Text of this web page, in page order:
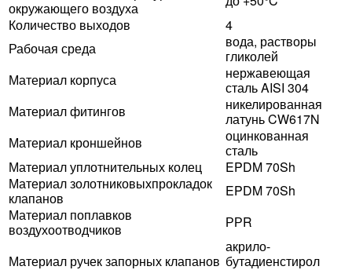
окружающего воздуха
Количество выходов
4
Рабочая среда
вода, растворы
гликолей
Материал корпуса
нержавеющая
сталь AISI 304
Материал фитингов
никелированная
латунь CW617N
Материал кроншейнов
оцинкованная
сталь
Материал уплотнительных колец
EPDM 70Sh
Материал золотниковыхпрокладок
клапанов
EPDM 70Sh
Материал поплавков
воздухоотводчиков
РРR
Материал ручек запорных клапанов
акрило-
бутадиенстирол